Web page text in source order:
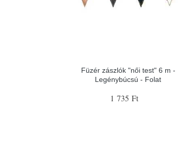
Füzér zászlók "női test" 6 m -
Legénybúcsú - Folat
1 735 Ft